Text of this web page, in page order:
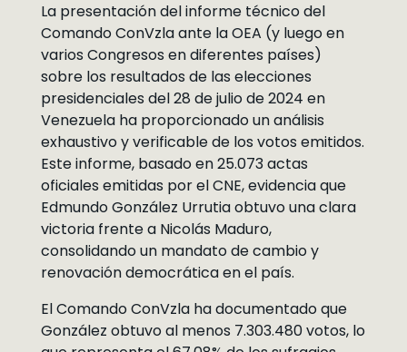
La presentación del informe técnico del
Comando ConVzla ante la OEA (y luego en
varios Congresos en diferentes países)
sobre los resultados de las elecciones
presidenciales del 28 de julio de 2024 en
Venezuela ha proporcionado un análisis
exhaustivo y verificable de los votos emitidos.
Este informe, basado en 25.073 actas
oficiales emitidas por el CNE, evidencia que
Edmundo González Urrutia obtuvo una clara
victoria frente a Nicolás Maduro,
consolidando un mandato de cambio y
renovación democrática en el país.
El Comando ConVzla ha documentado que
González obtuvo al menos 7.303.480 votos, lo